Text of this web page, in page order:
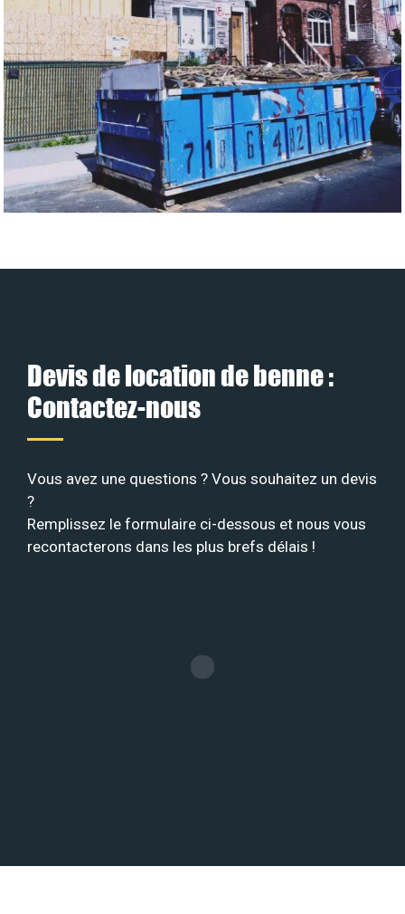
Devis de location de benne :
Contactez-nous
Vous avez une questions ? Vous souhaitez un devis
?
Remplissez le formulaire ci-dessous et nous vous
recontacterons dans les plus brefs délais !